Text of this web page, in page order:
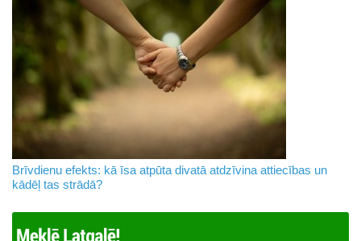
Brīvdienu efekts: kā īsa atpūta divatā atdzīvina attiecības un
kādēļ tas strādā?